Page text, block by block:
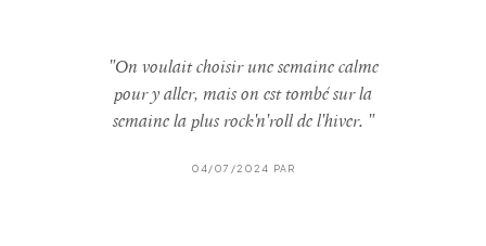
"On voulait choisir une semaine calme
pour y aller, mais on est tombé sur la
semaine la plus rock'n'roll de l'hiver. "
04/07/2024 PAR